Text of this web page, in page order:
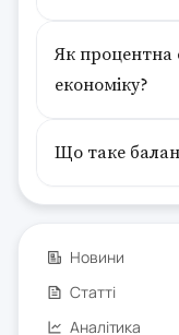
Як процентна
економіку?
Що таке
Новини
Статті
Аналітика